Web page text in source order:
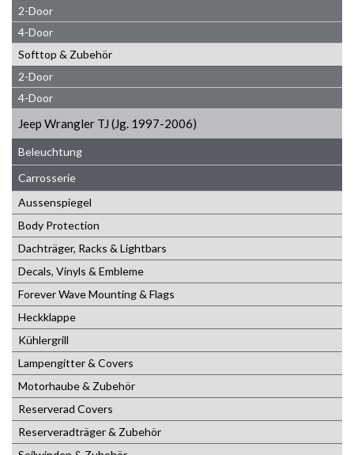
2-Door
4-Door
Softtop & Zubehör
2-Door
4-Door
Jeep Wrangler TJ (Jg. 1997-2006)
Beleuchtung
Carrosserie
Aussenspiegel
Body Protection
Dachträger, Racks & Lightbars
Decals, Vinyls & Embleme
Forever Wave Mounting & Flags
Heckklappe
Kühlergrill
Lampengitter & Covers
Motorhaube & Zubehör
Reserverad Covers
Reserveradträger & Zubehör